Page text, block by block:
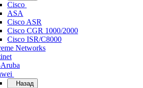
Cisco
ASA
Cisco ASR
Cisco CGR 1000/2000
Cisco ISR/С8000
Networks
Назад